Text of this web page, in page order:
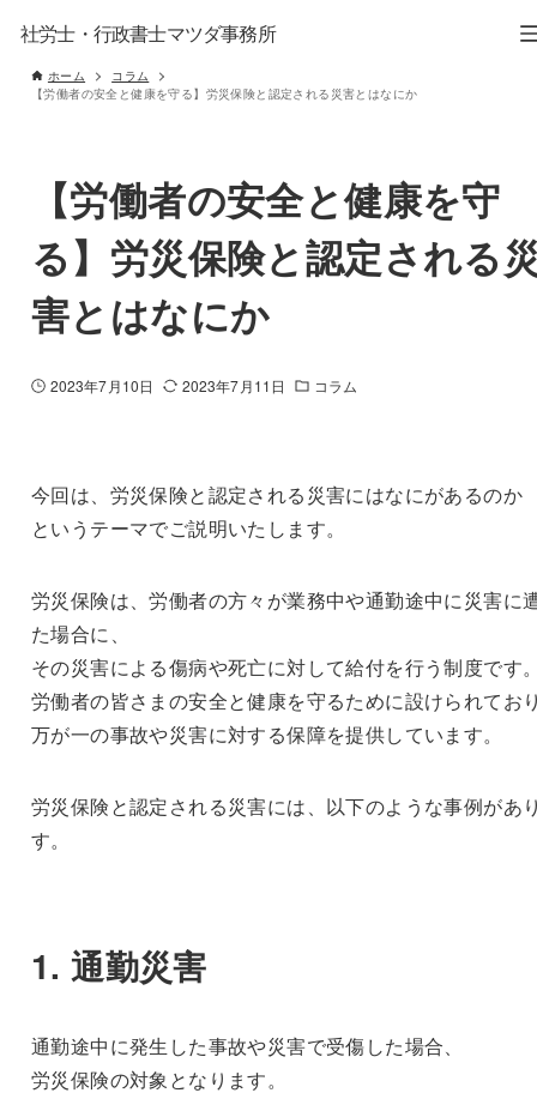
社労士・行政書士マツダ事務所
ホーム
コラム
【労働者の安全と健康を守る】労災保険と認定される災害とはなにか
【労働者の安全と健康を守
る】労災保険と認定される
害とはなにか
2023年7月10日 2023年7月11日 コラム
今回は、労災保険と認定される災害にはなにがあるのか
というテーマでご説明いたします。
労災保険は、労働者の方々が業務中や通勤途中に災害に
た場合に、
その災害による傷病や死亡に対して給付を行う制度です
労働者の皆さまの安全と健康を守るために設けられてお
万が一の事故や災害に対する保障を提供しています。
労災保険と認定される災害には、以下のような事例があ
す。
1. 通勤災害
通勤途中に発生した事故や災害で受傷した場合、
労災保険の対象となります。